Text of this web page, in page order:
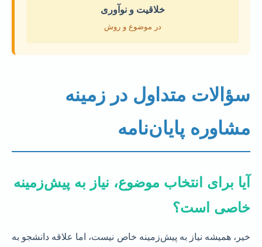
خلاقیت و نوآوری
در موضوع و روش
سؤالات متداول در زمینه
مشاوره پایان‌نامه
آیا برای انتخاب موضوع، نیاز به پیش‌زمینه
خاصی است؟
خیر، همیشه نیاز به پیش‌زمینه خاص نیست، اما علاقه دانشجو به